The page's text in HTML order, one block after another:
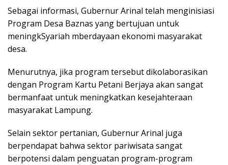
Sebagai informasi, Gubernur Arinal telah menginisiasi
Program Desa Baznas yang bertujuan untuk
meningkSyariah mberdayaan ekonomi masyarakat
desa.
Menurutnya, jika program tersebut dikolaborasikan
dengan Program Kartu Petani Berjaya akan sangat
bermanfaat untuk meningkatkan kesejahteraan
masyarakat Lampung.
Selain sektor pertanian, Gubernur Arinal juga
berpendapat bahwa sektor pariwisata sangat
berpotensi dalam penguatan program-program